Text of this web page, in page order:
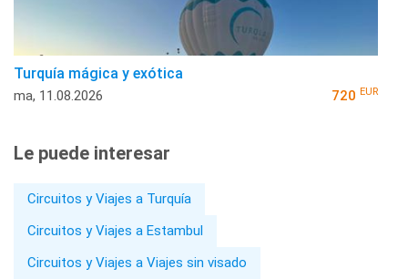
Turquía mágica y exótica
ma, 11.08.2026 720 EUR
Le puede interesar
Circuitos y Viajes a Turquía
Circuitos y Viajes a Estambul
Circuitos y Viajes a Viajes sin visado